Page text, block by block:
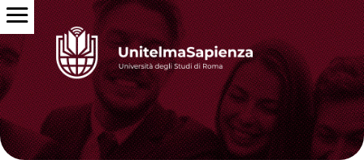
Torna alle news